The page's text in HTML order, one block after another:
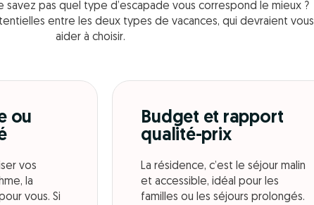
savez pas quel type d’escapade vous correspond le mieux ?
entre les deux types de vacances, qui devraient vous
aider à choisir.
ou
vos
la
vous. Si
Budget et rapport
qualité-prix
La résidence, c’est le séjour malin
et accessible, idéal pour les
familles ou les séjours prolongés.